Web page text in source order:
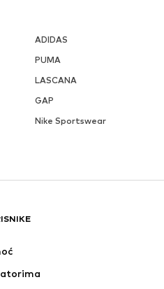
ADIDAS
PUMA
LASCANA
GAP
Nike Sportswear